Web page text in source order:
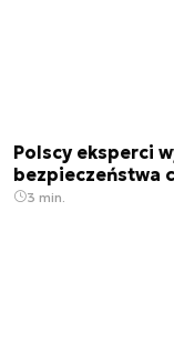
Polscy eksperci
bezpieczeństwa
3 min.